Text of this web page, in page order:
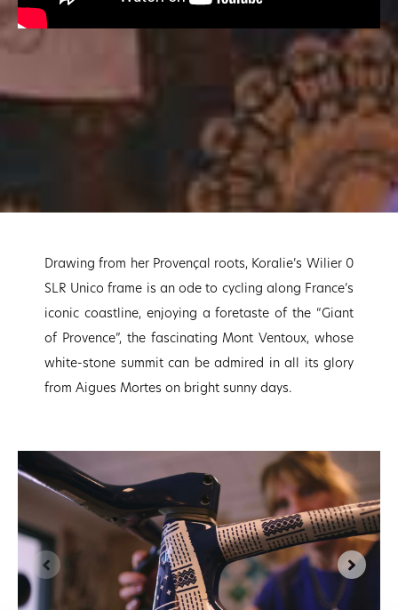
Drawing from her Provençal roots, Koralie’s Wilier 0
SLR Unico frame is an ode to cycling along France’s
iconic coastline, enjoying a foretaste of the “Giant
of Provence”, the fascinating Mont Ventoux, whose
white-stone summit can be admired in all its glory
from Aigues Mortes on bright sunny days.